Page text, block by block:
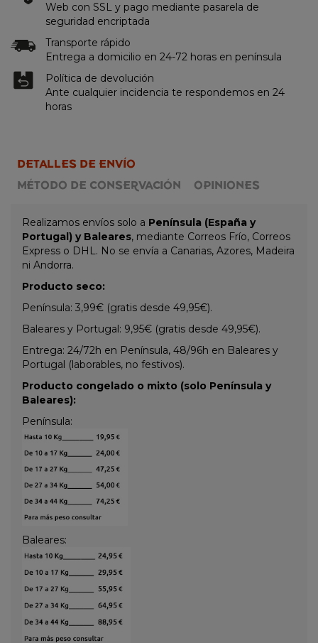
Web con SSL y pago mediante pasarela de
seguridad encriptada
Transporte rápido
Entrega a domicilio en 24-72 horas en península
Política de devolución
Ante cualquier incidencia te respondemos en 24
horas
DETALLES DE ENVÍO
MÉTODO DE CONSERVACIÓN
OPINIONES
Realizamos envíos solo a Península (España y
Portugal) y Baleares, mediante Correos Frío, Correos
Express o DHL. No se envía a Canarias, Azores, Madeira
ni Andorra.
Producto seco:
Península: 3,99€ (gratis desde 49,95€).
Baleares y Portugal: 9,95€ (gratis desde 49,95€).
Entrega: 24/72h en Península, 48/96h en Baleares y
Portugal (laborables, no festivos).
Producto congelado o mixto (solo Península y
Baleares):
Península:
Baleares: